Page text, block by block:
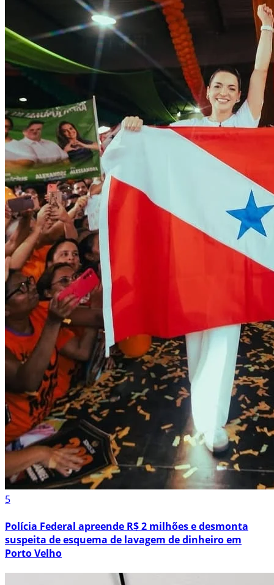
5
Polícia Federal apreende R$ 2 milhões e desmonta
suspeita de esquema de lavagem de dinheiro em
Porto Velho